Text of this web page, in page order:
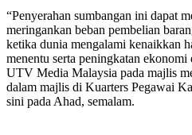
“Penyerahan sumbangan ini dapat
meringankan beban pembelian
ketika dunia mengalami kenaikkan
menentu serta peningkatan
UTV Media Malaysia pada majlis
dalam majlis di Kuarters Pegawai
sini pada Ahad, semalam.